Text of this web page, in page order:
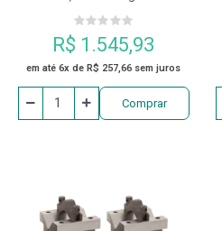
R$ 1.545,93
em até 6x de R$ 257,66 sem juros
Comprar